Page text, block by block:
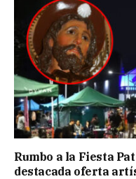
Rumbo a la Fiesta
destacada oferta